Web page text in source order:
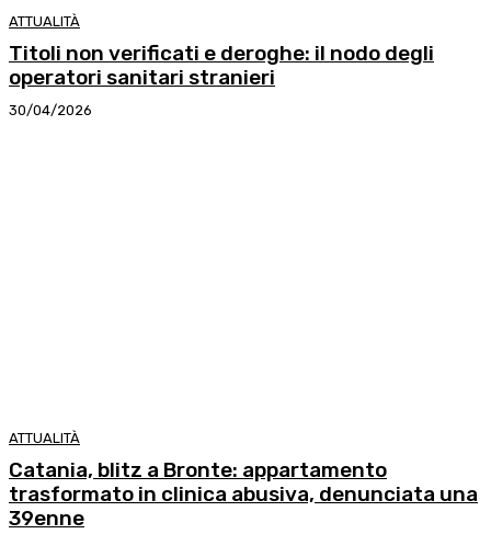
ATTUALITÀ
Titoli non verificati e deroghe: il nodo degli
operatori sanitari stranieri
30/04/2026
ATTUALITÀ
Catania, blitz a Bronte: appartamento
trasformato in clinica abusiva, denunciata una
39enne